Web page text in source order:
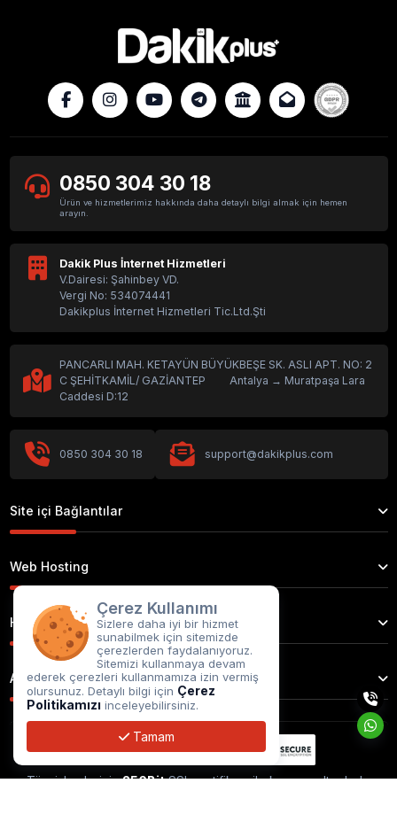
0850 304 30 18
Ürün ve hizmetlerimiz hakkında daha detaylı bilgi almak için hemen
arayın.
Dakik Plus İnternet Hizmetleri
V.Dairesi: Şahinbey VD.
Vergi No: 534074441
Dakikplus İnternet Hizmetleri Tic.Ltd.Şti
PANCARLI MAH. KETAYÜN BÜYÜKBEŞE SK. ASLI APT. NO: 2
C ŞEHİTKAMİL/ GAZİANTEP Antalya → Muratpaşa Lara
Caddesi D:12
0850 304 30 18 support@dakikplus.com
Site içi Bağlantılar
Web Hosting
Hizmetlerimiz
Alan Adı Tescil
Tüm işlemleriniz256BitSSL sertifikası ile koruma altındadır.
Çerez Kullanımı
Sizlere daha iyi bir hizmet
sunabilmek için sitemizde
çerezlerden faydalanıyoruz.
Sitemizi kullanmaya devam
ederek çerezleri kullanmamıza izin vermiş
olursunuz. Detaylı bilgi için Çerez
Politikamızı inceleyebilirsiniz.
Tamam